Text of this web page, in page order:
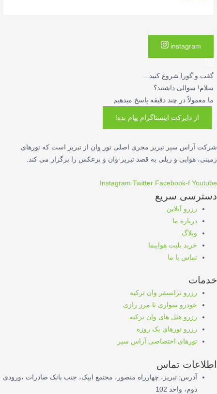
instagram
گفت و گورا شروع کنید...
سلام! سوالی داشتید؟
ما معمولاً در چند دقیقه پاسخ میدهیم
از دایرکت اینستاگرام پیام بده!
شرکت آراس سیر تبریز مجری اصلی تور وان از تبریز است که تورهای
زمینی، هوایی و ریلی به قصد تبریز-وان و برعکس را برگزار می کند.
Instagram Twitter Facebook-f Youtube
دسترسی سریع
رزرو آنلاین
درباره ما
وبلاگ
خرید بلیت هواپیما
تماس با ما
خدمات
رزرو ترانسفر وان ترکیه
خودرو سواری تا مرز رازی
رزرو هتل های وان ترکیه
رزرو تورهای یک روزه
تورهای اختصاصی آراس سیر
اطلاعات تماس
آدرس: تبریز، چهارراه منصور، مجتمع ایپک، جنب بانک صادرات ،ورودی
دوم، واحد 102